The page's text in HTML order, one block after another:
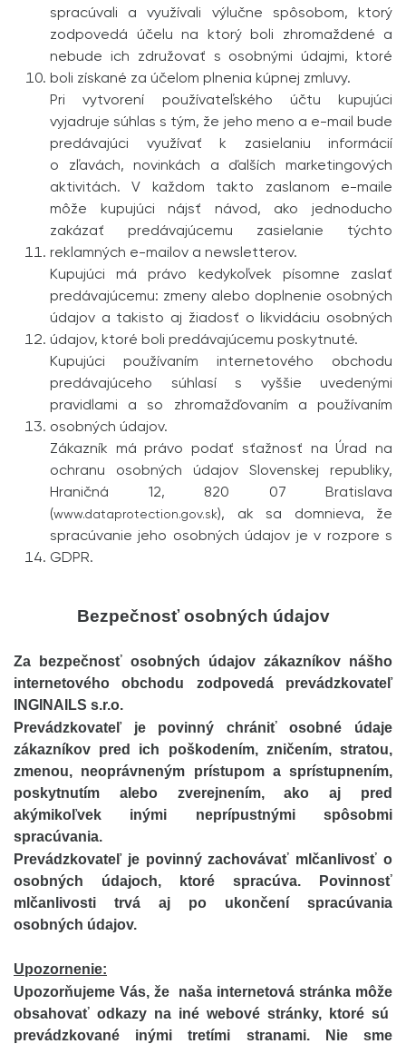
spracúvali a využívali výlučne spôsobom, ktorý
zodpovedá účelu na ktorý boli zhromaždené a
nebude ich združovať s osobnými údajmi, ktoré
boli získané za účelom plnenia kúpnej zmluvy.
Pri vytvorení používateľského účtu kupujúci
vyjadruje súhlas s tým, že jeho meno a e-mail bude
predávajúci využívať k zasielaniu informácií
o zľavách, novinkách a ďalších marketingových
aktivitách. V každom takto zaslanom e-maile
môže kupujúci nájsť návod, ako jednoducho
zakázať predávajúcemu zasielanie týchto
reklamných e-mailov a newsletterov.
Kupujúci má právo kedykoľvek písomne zaslať
predávajúcemu: zmeny alebo doplnenie osobných
údajov a takisto aj žiadosť o likvidáciu osobných
údajov, ktoré boli predávajúcemu poskytnuté.
Kupujúci používaním internetového obchodu
predávajúceho súhlasí s vyššie uvedenými
pravidlami a so zhromažďovaním a používaním
osobných údajov.
Zákazník má právo podať sťažnosť na Úrad na
ochranu osobných údajov Slovenskej republiky,
Hraničná 12, 820 07 Bratislava
(www.dataprotection.gov.sk), ak sa domnieva, že
spracúvanie jeho osobných údajov je v rozpore s
GDPR.
Bezpečnosť osobných údajov
Za bezpečnosť osobných údajov zákazníkov nášho
internetového obchodu zodpovedá prevádzkovateľ
INGINAILS s.r.o.
Prevádzkovateľ je povinný chrániť osobné údaje
zákazníkov pred ich poškodením, zničením, stratou,
zmenou, neoprávneným prístupom a sprístupnením,
poskytnutím alebo zverejnením, ako aj pred
akýmikoľvek inými neprípustnými spôsobmi
spracúvania.
Prevádzkovateľ je povinný zachovávať mlčanlivosť o
osobných údajoch, ktoré spracúva. Povinnosť
mlčanlivosti trvá aj po ukončení spracúvania
osobných údajov.
Upozornenie:
Upozorňujeme Vás, že naša internetová stránka môže
obsahovať odkazy na iné webové stránky, ktoré sú
prevádzkované inými tretími stranami. Nie sme